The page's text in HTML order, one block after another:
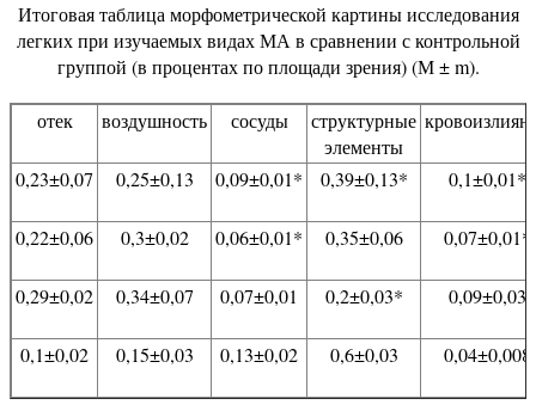
Итоговая таблица морфометрической картины исследования
легких при изучаемых видах МА в сравнении с контрольной
группой (в процентах по площади зрения) (М ± m).
отек воздушность сосуды
структурные
элементы
0,23±0,07 0,25±0,13 0,09±0,01* 0,39±0,13* 0,1±0,01*
0,22±0,06 0,3±0,02 0,06±0,01* 0,35±0,06 0,07±0,01*
0,29±0,02 0,34±0,07 0,07±0,01 0,2±0,03* 0,09±0,03
0,1±0,02 0,15±0,03 0,13±0,02 0,6±0,03 0,04±0,008